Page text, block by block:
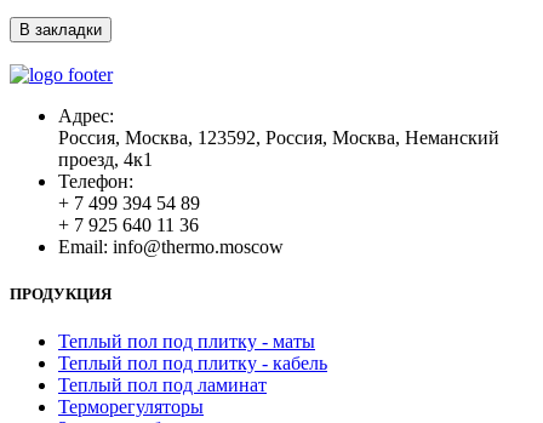
В закладки
Адрес:
Россия, Москва, 123592, Россия, Москва, Неманский
проезд, 4к1
Телефон:
+ 7 499 394 54 89
+ 7 925 640 11 36
Email: info@thermo.moscow
ПРОДУКЦИЯ
Теплый пол под плитку - маты
Теплый пол под плитку - кабель
Теплый пол под ламинат
Терморегуляторы